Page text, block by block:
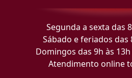
Segunda a sexta das
Sábado e feriados das
Domingos das 9h às
Atendimento online